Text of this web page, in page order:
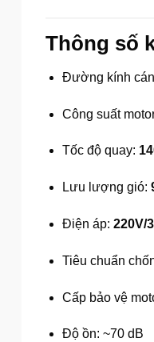
Thông số
Đường kính
Công suất
Tốc độ quay:
Lưu lượng gió:
Điện áp: 220V/
Tiêu chuẩn
Cấp bảo vệ
Độ ồn: ~70 dB